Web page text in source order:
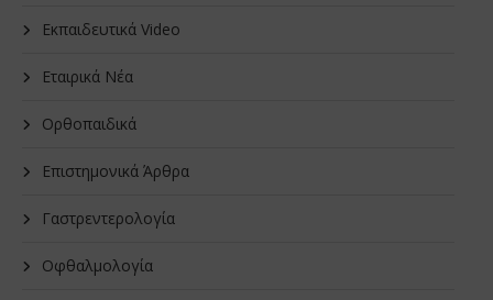
Εκπαιδευτικά Video
Εταιρικά Νέα
Oρθοπαιδικά
Επιστημονικά Άρθρα
Γαστρεντερολογία
Οφθαλμολογία